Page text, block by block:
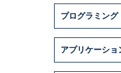
プログラミング
アプリケーシ